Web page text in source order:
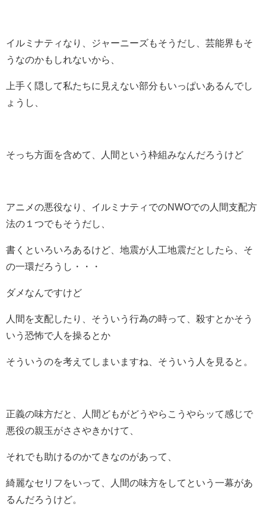
イルミナティなり、ジャーニーズもそうだし、芸能界もそ
うなのかもしれないから、
上手く隠して私たちに見えない部分もいっぱいあるんでし
ょうし、
そっち方面を含めて、人間という枠組みなんだろうけど
アニメの悪役なり、イルミナティでのNWOでの人間支配方
法の１つでもそうだし、
書くといろいろあるけど、地震が人工地震だとしたら、そ
の一環だろうし・・・
ダメなんですけど
人間を支配したり、そういう行為の時って、殺すとかそう
いう恐怖で人を操るとか
そういうのを考えてしまいますね、そういう人を見ると。
正義の味方だと、人間どもがどうやらこうやらッて感じで
悪役の親玉がささやきかけて、
それでも助けるのかてきなのがあって、
綺麗なセリフをいって、人間の味方をしてという一幕があ
るんだろうけど。